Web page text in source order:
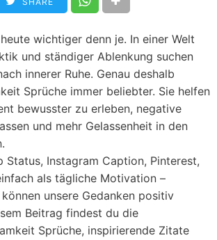
wichtiger denn je. In einer Welt
und ständiger Ablenkung suchen
innerer Ruhe. Genau deshalb
Sprüche immer beliebter. Sie helfen
bewusster zu erleben, negative
und mehr Gelassenheit in den
Status, Instagram Caption, Pinterest,
als tägliche Motivation –
unsere Gedanken positiv
Beitrag findest du die
Sprüche, inspirierende Zitate